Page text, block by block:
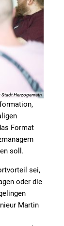
Herzogenrath
Format
soll.
sei,
oder die
Martin